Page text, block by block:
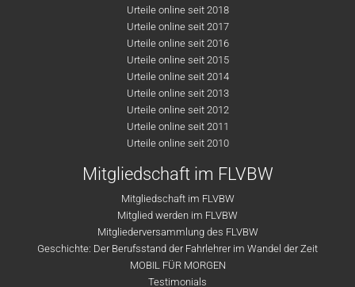
Urteile online seit 2018
Urteile online seit 2017
Urteile online seit 2016
Urteile online seit 2015
Urteile online seit 2014
Urteile online seit 2013
Urteile online seit 2012
Urteile online seit 2011
Urteile online seit 2010
Mitgliedschaft im FLVBW
Mitgliedschaft im FLVBW
Mitglied werden im FLVBW
Mitgliederversammlung des FLVBW
Geschichte: Der Berufsstand der Fahrlehrer im Wandel der Zeit
MOBIL FÜR MORGEN
Testimonials